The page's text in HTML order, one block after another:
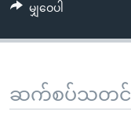
မျှဝေပါ
ဆက်စပ်သတင်း